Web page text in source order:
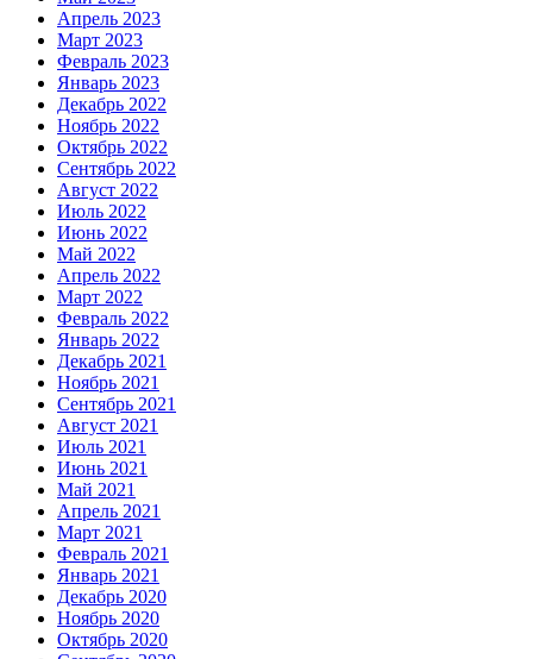
Апрель 2023
Март 2023
Февраль 2023
Январь 2023
Декабрь 2022
Ноябрь 2022
Октябрь 2022
Сентябрь 2022
Август 2022
Июль 2022
Июнь 2022
Май 2022
Апрель 2022
Март 2022
Февраль 2022
Январь 2022
Декабрь 2021
Ноябрь 2021
Сентябрь 2021
Август 2021
Июль 2021
Июнь 2021
Май 2021
Апрель 2021
Март 2021
Февраль 2021
Январь 2021
Декабрь 2020
Ноябрь 2020
Октябрь 2020